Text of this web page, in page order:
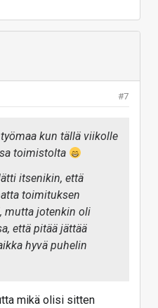
#7
kun tällä viikolle
toimistolta
itsenikin, että
toimituksen
mutta jotenkin oli
että pitää jättää
hyvä puhelin
mikä olisi sitten